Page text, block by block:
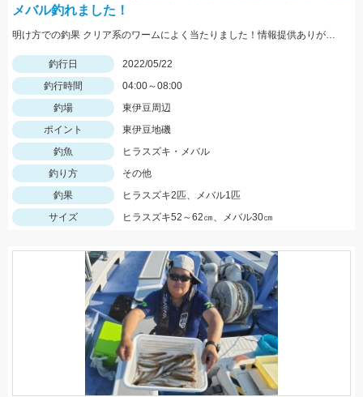
メバル釣れました！
明け方での釣果 クリア系のワームによく当たりました！情報提供ありがとうございます。
釣行日
2022/05/22
釣行時間
04:00～08:00
釣場
東伊豆周辺
ポイント
東伊豆地磯
釣魚
ヒラスズキ・メバル
釣り方
その他
釣果
ヒラスズキ2匹、メバル1匹
サイズ
ヒラスズキ52～62㎝、メバル30㎝